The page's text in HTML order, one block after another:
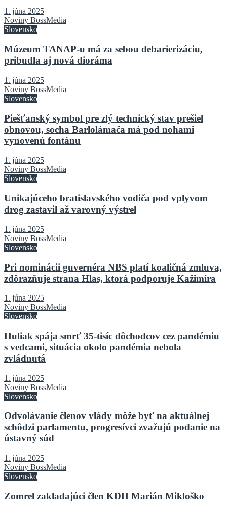
1. júna 2025
Noviny BossMedia
Slovensko
Múzeum TANAP-u má za sebou debarierizáciu,
pribudla aj nová dioráma
1. júna 2025
Noviny BossMedia
Slovensko
Piešťanský symbol pre zlý technický stav prešiel
obnovou, socha Barlolámača má pod nohami
vynovenú fontánu
1. júna 2025
Noviny BossMedia
Slovensko
Unikajúceho bratislavského vodiča pod vplyvom
drog zastavil až varovný výstrel
1. júna 2025
Noviny BossMedia
Slovensko
Pri nominácii guvernéra NBS platí koaličná zmluva,
zdôrazňuje strana Hlas, ktorá podporuje Kažimíra
1. júna 2025
Noviny BossMedia
Slovensko
Huliak spája smrť 35-tisíc dôchodcov cez pandémiu
s vedcami, situácia okolo pandémia nebola
zvládnutá
1. júna 2025
Noviny BossMedia
Slovensko
Odvolávanie členov vlády môže byť na aktuálnej
schôdzi parlamentu, progresívci zvažujú podanie na
ústavný súd
1. júna 2025
Noviny BossMedia
Slovensko
Zomrel zakladajúci člen KDH Marián Mikloško